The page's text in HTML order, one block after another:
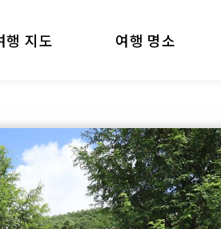
행 지도 여행 명소